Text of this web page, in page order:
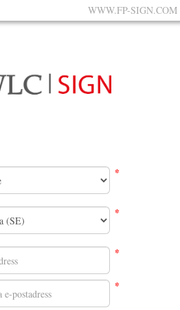
WWW.FP-SIGN.COM
*
*
*
*